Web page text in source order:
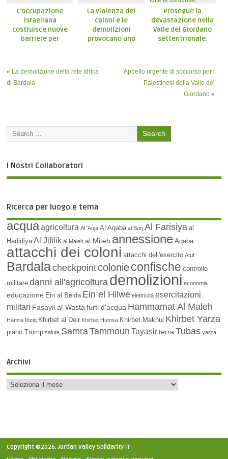
L’occupazione
israeliana
costruisce nuove
barriere per
La violenza dei
coloni e le
demolizioni
provocano uno
settentrionale
Prosegue la
devastazione nella
Valle del Giordano
settentrionale.
comunità beduine
« La demolizione della rete idrica
di Bardala
Appello urgente di soccorso per i
Palestinesi della Valle del
Giordano»
I Nostri Collaboratori
Ricerca per luogo e tema
acquaagricoltura Al 'Auja Al Aqaba al Burj Al Farisiya al
Hadidiya Al Jiftlik al Maleh al Miteh annessione Aqaba
attacchi dei coloni attacchi dell'esercito Atuf
Bardalacheckpointcolonieconfische controllo
militare danni all'agricoltura demolizioni economia
educazione Ein al Beida Ein el Hilwe elettricità esercitazioni
militari Fasayil al-Wasta furti d'acqua Hammamat Al Maleh
Hamra Ibziq Khirbet al Deir Khirbet Humsa Khirbet Makhul Khirbet Yarza
piano Trump salute Samra Tammoun Tayasir terra Tubas yarza
Archivi
Copyright ©2026. Jordan Valley Solidarity IT